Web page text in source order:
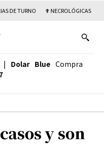
DE TURNO ✟ NECROLÓGICAS
| Dolar Blue Compra
y son